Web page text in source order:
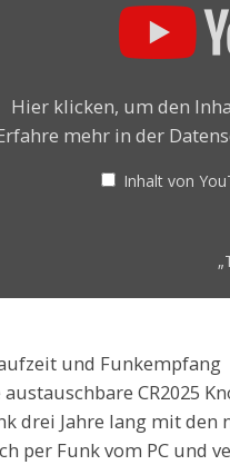
Hier klicken, um den
mehr in der
Inhalt von
und Funkempfang
austauschbare CR2025
drei Jahre lang mit den
per Funk vom PC und